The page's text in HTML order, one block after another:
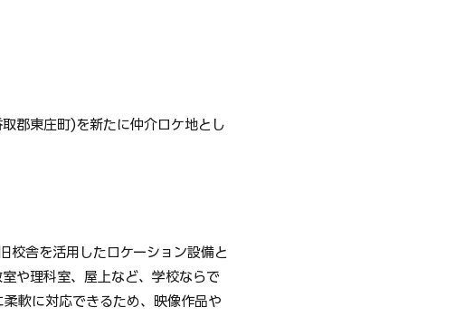
郡東庄町)を新たに仲介ロケ地とし
校舎を活用したロケーション設備と
や理科室、屋上など、学校ならで
軟に対応できるため、映像作品や